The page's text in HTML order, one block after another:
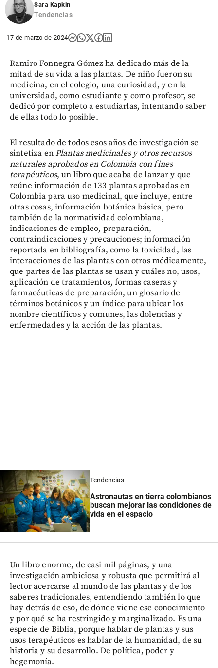
Sara Kapkin
Tendencias
17 de marzo de 2024
Ramiro Fonnegra Gómez ha dedicado más de la
mitad de su vida a las plantas. De niño fueron su
medicina, en el colegio, una curiosidad, y en la
universidad, como estudiante y como profesor, se
dedicó por completo a estudiarlas, intentando saber
de ellas todo lo posible.
El resultado de todos esos años de investigación se
sintetiza enPlantas medicinales y otros recursos
naturales aprobados en Colombia con fines
terapéuticos, un libro que acaba de lanzar y que
reúne información de 133 plantas aprobadas en
Colombia para uso medicinal, que incluye, entre
otras cosas, información botánica básica, pero
también de la normatividad colombiana,
indicaciones de empleo, preparación,
contraindicaciones y precauciones; información
reportada en bibliografía, como la toxicidad, las
interacciones de las plantas con otros médicamente,
que partes de las plantas se usan y cuáles no, usos,
aplicación de tratamientos, formas caseras y
farmacéuticas de preparación, un glosario de
términos botánicos y un índice para ubicar los
nombre científicos y comunes, las dolencias y
enfermedades y la acción de las plantas.
Tendencias
Astronautas en tierra colombianos
buscan mejorar las condiciones de
vida en el espacio
Un libro enorme, de casi mil páginas, y una
investigación ambiciosa y robusta que permitirá al
lector acercarse al mundo de las plantas y de los
saberes tradicionales, entendiendo también lo que
hay detrás de eso, de dónde viene ese conocimiento
y por qué se ha restringido y marginalizado. Es una
especie de Biblia, porque hablar de plantas y sus
usos terapéuticos es hablar de la humanidad, de su
historia y su desarrollo. De política, poder y
hegemonía.